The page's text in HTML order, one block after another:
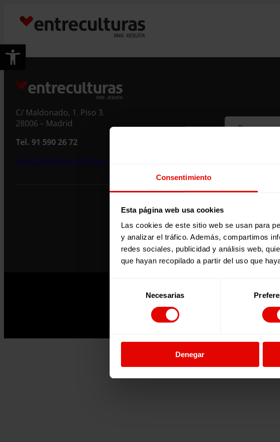
Consentimiento
Esta página web usa cookies
Las cookies de este sitio web se usan para
y analizar el tráfico. Además, compartimos
redes sociales, publicidad y análisis web,
que hayan recopilado a partir del uso que
consentimiento
Necesarias
Denegar
Abrir barra de ferramentas
C/ Maldonado, 1. Piso 3.
28006 – Madrid
Tel. 91 590 26 72
noticias@entreculturas.org
Páxina web financiada polo Plan de